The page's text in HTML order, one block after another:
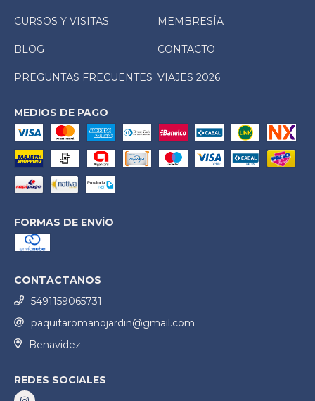
CURSOS Y VISITAS MEMBRESÍA
BLOG CONTACTO
PREGUNTAS FRECUENTES VIAJES 2026
MEDIOS DE PAGO
FORMAS DE ENVÍO
CONTACTANOS
5491159065731
paquitaromanojardin@gmail.com
Benavidez
REDES SOCIALES